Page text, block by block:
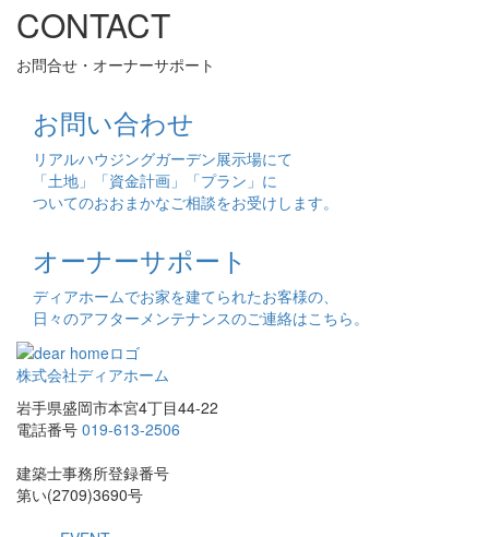
CONTACT
お問合せ・オーナーサポート
お問い合わせ
リアルハウジングガーデン展示場にて
「土地」「資金計画」「プラン」に
ついてのおおまかなご相談をお受けします。
オーナーサポート
ディアホームでお家を建てられたお客様の、
日々のアフターメンテナンスのご連絡はこちら。
株式会社ディアホーム
岩手県盛岡市本宮4丁目44-22
電話番号 019-613-2506
建築士事務所登録番号
第い(2709)3690号